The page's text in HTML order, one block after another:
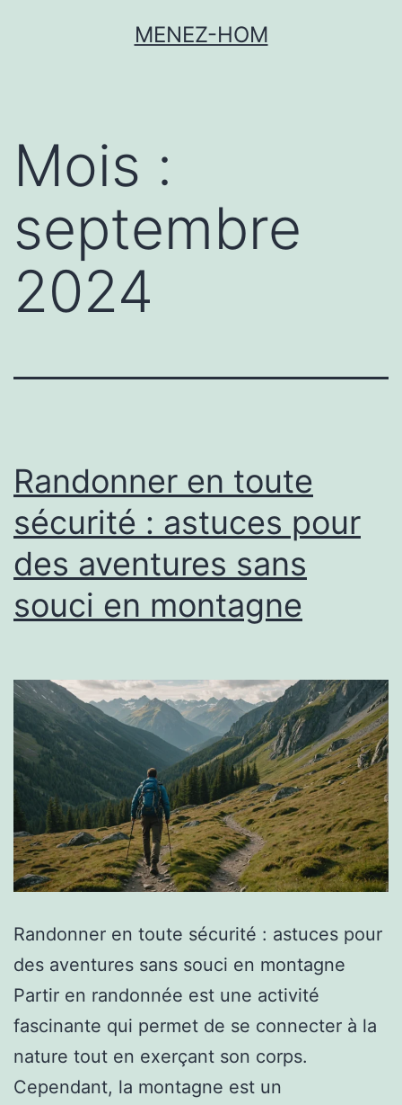
MENEZ-HOM
Mois :
septembre
2024
Randonner en toute
sécurité : astuces pour
des aventures sans
souci en montagne
Randonner en toute sécurité : astuces pour
des aventures sans souci en montagne
Partir en randonnée est une activité
fascinante qui permet de se connecter à la
nature tout en exerçant son corps.
Cependant, la montagne est un